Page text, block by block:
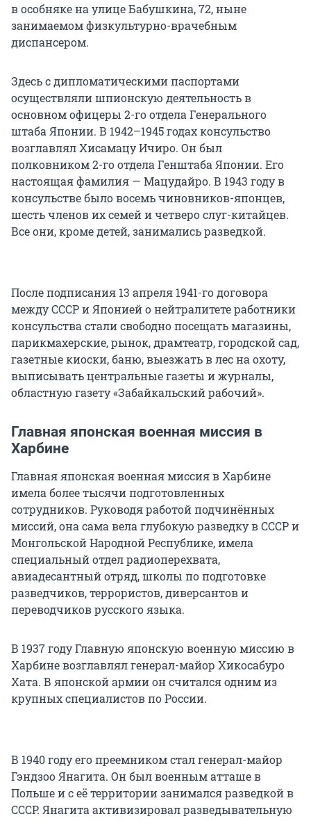
в особняке на улице Бабушкина, 72, ныне
занимаемом физкультурно-врачебным
диспансером.
Здесь с дипломатическими паспортами
осуществляли шпионскую деятельность в
основном офицеры 2-го отдела Генерального
штаба Японии. В 1942–1945 годах консульство
возглавлял Хисамацу Ичиро. Он был
полковником 2-го отдела Генштаба Японии. Его
настоящая фамилия — Мацудайро. В 1943 году в
консульстве было восемь чиновников-японцев,
шесть членов их семей и четверо слуг-китайцев.
Все они, кроме детей, занимались разведкой.
После подписания 13 апреля 1941-го договора
между СССР и Японией о нейтралитете работники
консульства стали свободно посещать магазины,
парикмахерские, рынок, драмтеатр, городской сад,
газетные киоски, баню, выезжать в лес на охоту,
выписывать центральные газеты и журналы,
областную газету «Забайкальский рабочий».
Главная японская военная миссия в
Харбине
Главная японская военная миссия в Харбине
имела более тысячи подготовленных
сотрудников. Руководя работой подчинённых
миссий, она сама вела глубокую разведку в СССР и
Монгольской Народной Республике, имела
специальный отдел радиоперехвата,
авиадесантный отряд, школы по подготовке
разведчиков, террористов, диверсантов и
переводчиков русского языка.
В 1937 году Главную японскую военную миссию в
Харбине возглавлял генерал-майор Хикосабуро
Хата. В японской армии он считался одним из
крупных специалистов по России.
В 1940 году его преемником стал генерал-майор
Гэндзоо Янагита. Он был военным атташе в
Польше и с её территории занимался разведкой в
СССР. Янагита активизировал разведывательную